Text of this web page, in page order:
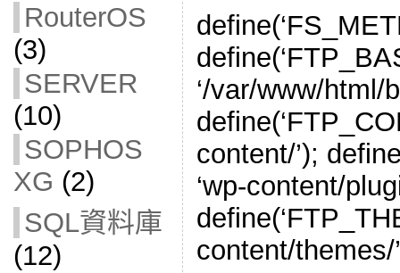
RouterOS
(3)
SERVER
(10)
SOPHOS
XG (2)
SQL資料庫
(12)
‘/var/www/html/
content/’);
‘wp-content/
content/